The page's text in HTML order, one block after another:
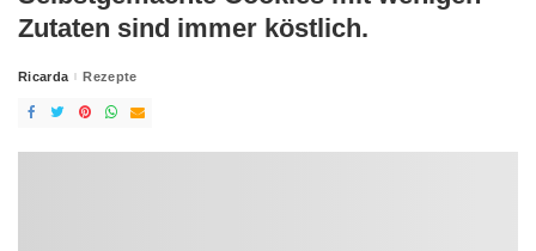
Zutaten sind immer köstlich.
Posted
Ricarda Rezepte